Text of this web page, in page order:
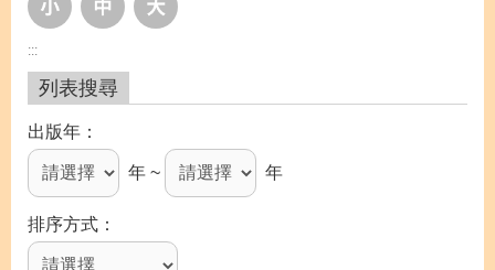
:::
列表搜尋
出版年
年 ~ 年
排序方式